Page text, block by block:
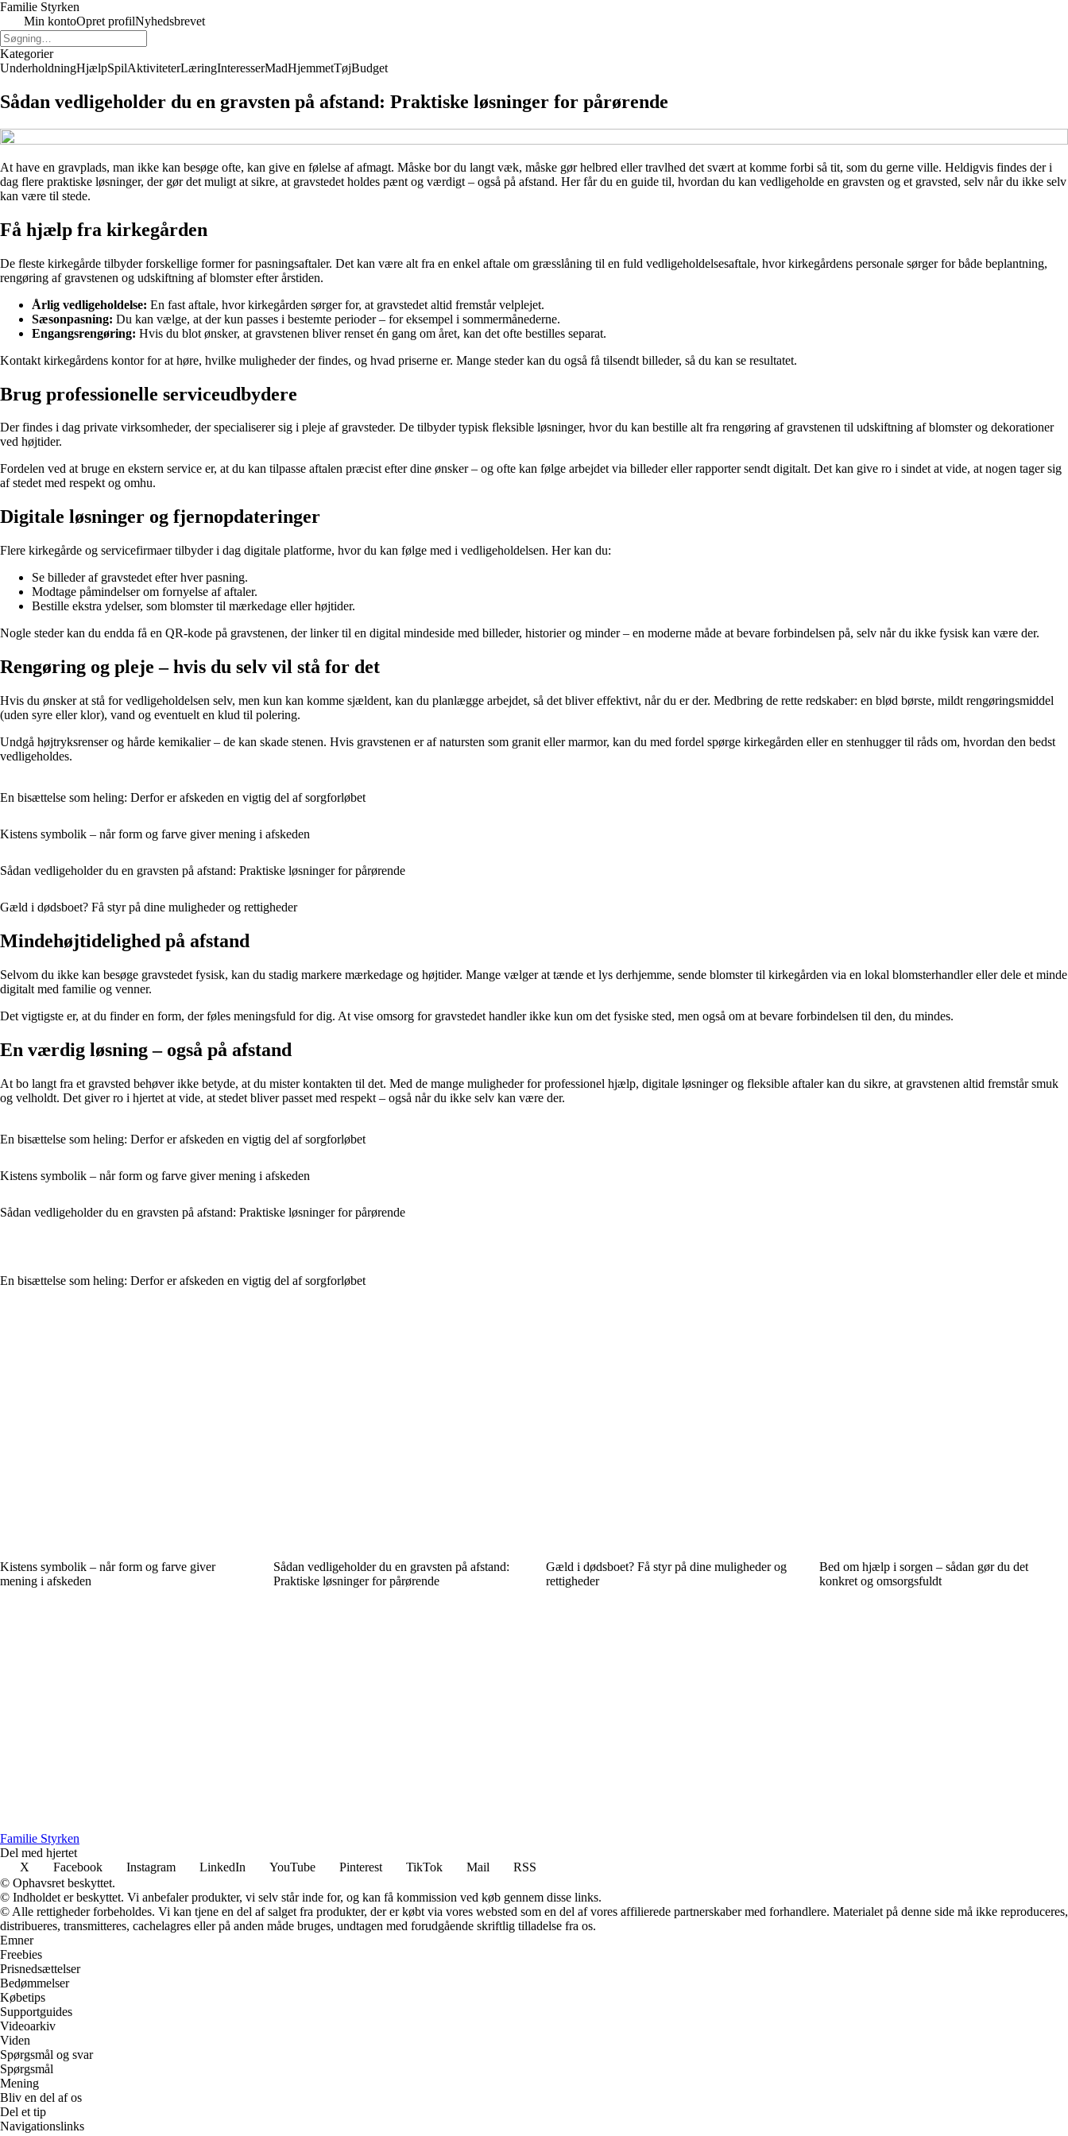
Familie Styrken
Min kontoOpret profilNyhedsbrevet
Kategorier
UnderholdningHjælpSpilAktiviteterLæringInteresserMadHjemmetTøjBudget
Sådan vedligeholder du en gravsten på afstand: Praktiske løsninger for pårørende
At have en gravplads, man ikke kan besøge ofte, kan give en følelse af afmagt. Måske bor du langt væk, måske gør helbred eller travlhed det svært at komme forbi så tit, som du gerne ville. Heldigvis findes der i
dag flere praktiske løsninger, der gør det muligt at sikre, at gravstedet holdes pænt og værdigt – også på afstand. Her får du en guide til, hvordan du kan vedligeholde en gravsten og et gravsted, selv når du ikke selv
kan være til stede.
Få hjælp fra kirkegården
De fleste kirkegårde tilbyder forskellige former for pasningsaftaler. Det kan være alt fra en enkel aftale om græsslåning til en fuld vedligeholdelsesaftale, hvor kirkegårdens personale sørger for både beplantning,
rengøring af gravstenen og udskiftning af blomster efter årstiden.
Årlig vedligeholdelse: En fast aftale, hvor kirkegården sørger for, at gravstedet altid fremstår velplejet.
Sæsonpasning: Du kan vælge, at der kun passes i bestemte perioder – for eksempel i sommermånederne.
Engangsrengøring: Hvis du blot ønsker, at gravstenen bliver renset én gang om året, kan det ofte bestilles separat.
Kontakt kirkegårdens kontor for at høre, hvilke muligheder der findes, og hvad priserne er. Mange steder kan du også få tilsendt billeder, så du kan se resultatet.
Brug professionelle serviceudbydere
Der findes i dag private virksomheder, der specialiserer sig i pleje af gravsteder. De tilbyder typisk fleksible løsninger, hvor du kan bestille alt fra rengøring af gravstenen til udskiftning af blomster og dekorationer
ved højtider.
Fordelen ved at bruge en ekstern service er, at du kan tilpasse aftalen præcist efter dine ønsker – og ofte kan følge arbejdet via billeder eller rapporter sendt digitalt. Det kan give ro i sindet at vide, at nogen tager sig
af stedet med respekt og omhu.
Digitale løsninger og fjernopdateringer
Flere kirkegårde og servicefirmaer tilbyder i dag digitale platforme, hvor du kan følge med i vedligeholdelsen. Her kan du:
Se billeder af gravstedet efter hver pasning.
Modtage påmindelser om fornyelse af aftaler.
Bestille ekstra ydelser, som blomster til mærkedage eller højtider.
Nogle steder kan du endda få en QR-kode på gravstenen, der linker til en digital mindeside med billeder, historier og minder – en moderne måde at bevare forbindelsen på, selv når du ikke fysisk kan være der.
Rengøring og pleje – hvis du selv vil stå for det
Hvis du ønsker at stå for vedligeholdelsen selv, men kun kan komme sjældent, kan du planlægge arbejdet, så det bliver effektivt, når du er der. Medbring de rette redskaber: en blød børste, mildt rengøringsmiddel
(uden syre eller klor), vand og eventuelt en klud til polering.
Undgå højtryksrenser og hårde kemikalier – de kan skade stenen. Hvis gravstenen er af natursten som granit eller marmor, kan du med fordel spørge kirkegården eller en stenhugger til råds om, hvordan den bedst
vedligeholdes.
En bisættelse som heling: Derfor er afskeden en vigtig del af sorgforløbet
Kistens symbolik – når form og farve giver mening i afskeden
Sådan vedligeholder du en gravsten på afstand: Praktiske løsninger for pårørende
Gæld i dødsboet? Få styr på dine muligheder og rettigheder
Mindehøjtidelighed på afstand
Selvom du ikke kan besøge gravstedet fysisk, kan du stadig markere mærkedage og højtider. Mange vælger at tænde et lys derhjemme, sende blomster til kirkegården via en lokal blomsterhandler eller dele et minde
digitalt med familie og venner.
Det vigtigste er, at du finder en form, der føles meningsfuld for dig. At vise omsorg for gravstedet handler ikke kun om det fysiske sted, men også om at bevare forbindelsen til den, du mindes.
En værdig løsning – også på afstand
At bo langt fra et gravsted behøver ikke betyde, at du mister kontakten til det. Med de mange muligheder for professionel hjælp, digitale løsninger og fleksible aftaler kan du sikre, at gravstenen altid fremstår smuk
og velholdt. Det giver ro i hjertet at vide, at stedet bliver passet med respekt – også når du ikke selv kan være der.
En bisættelse som heling: Derfor er afskeden en vigtig del af sorgforløbet
Kistens symbolik – når form og farve giver mening i afskeden
Sådan vedligeholder du en gravsten på afstand: Praktiske løsninger for pårørende
En bisættelse som heling: Derfor er afskeden en vigtig del af sorgforløbet
Kistens symbolik – når form og farve giver
mening i afskeden
Sådan vedligeholder du en gravsten på afstand:
Praktiske løsninger for pårørende
Gæld i dødsboet? Få styr på dine muligheder og
rettigheder
Bed om hjælp i sorgen – sådan gør du det
konkret og omsorgsfuldt
Familie Styrken
Del med hjertet
X
Facebook Instagram LinkedIn YouTube Pinterest TikTok Mail
RSS
© Ophavsret beskyttet.
© Indholdet er beskyttet. Vi anbefaler produkter, vi selv står inde for, og kan få kommission ved køb gennem disse links.
© Alle rettigheder forbeholdes. Vi kan tjene en del af salget fra produkter, der er købt via vores websted som en del af vores affilierede partnerskaber med forhandlere. Materialet på denne side må ikke reproduceres,
distribueres, transmitteres, cachelagres eller på anden måde bruges, undtagen med forudgående skriftlig tilladelse fra os.
Emner
Freebies
Prisnedsættelser
Bedømmelser
Købetips
Supportguides
Videoarkiv
Viden
Spørgsmål og svar
Spørgsmål
Mening
Bliv en del af os
Del et tip
Navigationslinks